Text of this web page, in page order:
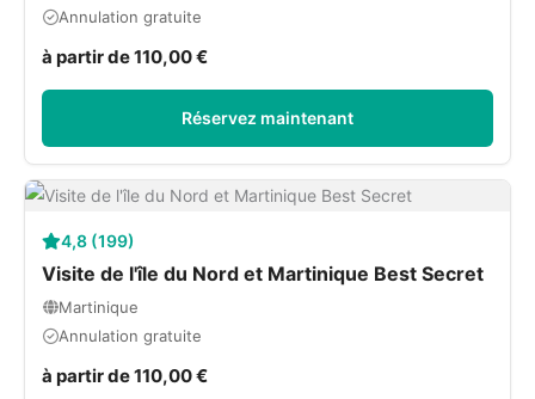
Annulation gratuite
à partir de 110,00 €
Réservez maintenant
4,8 (199)
Visite de l'île du Nord et Martinique Best Secret
Martinique
Annulation gratuite
à partir de 110,00 €